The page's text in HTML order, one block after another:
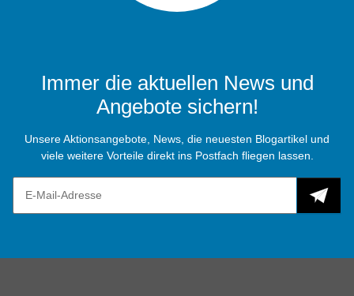
Immer die aktuellen News und
Angebote sichern!
Unsere Aktionsangebote, News, die neuesten Blogartikel und
viele weitere Vorteile direkt ins Postfach fliegen lassen.